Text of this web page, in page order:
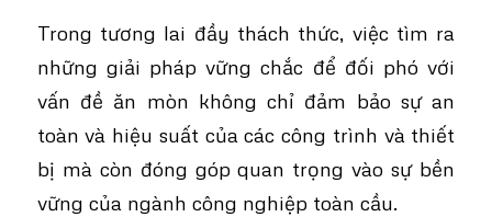
Trong tương lai đầy thách thức, việc tìm ra
những giải pháp vững chắc để đối phó với
vấn đề ăn mòn không chỉ đảm bảo sự an
toàn và hiệu suất của các công trình và thiết
bị mà còn đóng góp quan trọng vào sự bền
vững của ngành công nghiệp toàn cầu.